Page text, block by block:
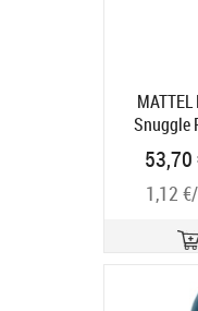
Snuggle
53,70
1,12